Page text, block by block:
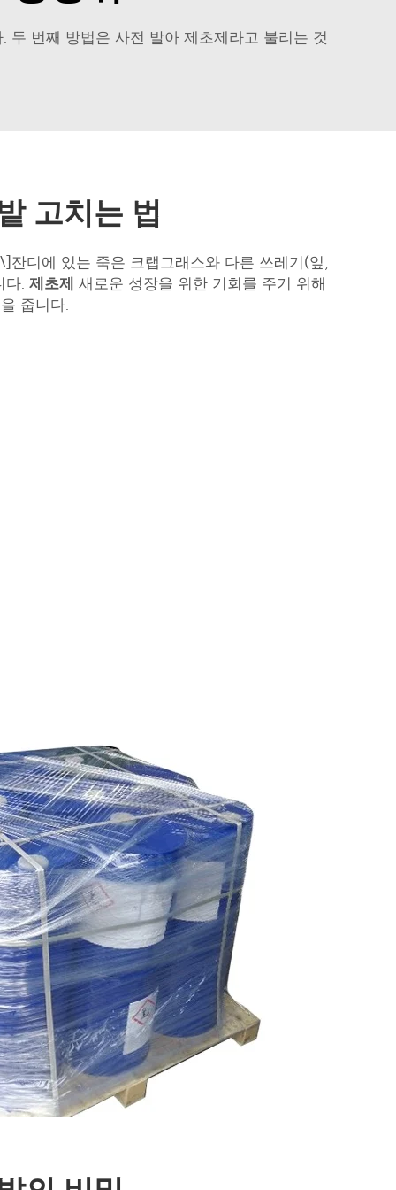
두 번째 방법은 사전 발아 제초제라고 불리는 것
고치는 법
디에 있는 죽은 크랩그래스와 다른 쓰레기(잎,
. 제초제 새로운 성장을 위한 기회를 주기 위해
줍니다.